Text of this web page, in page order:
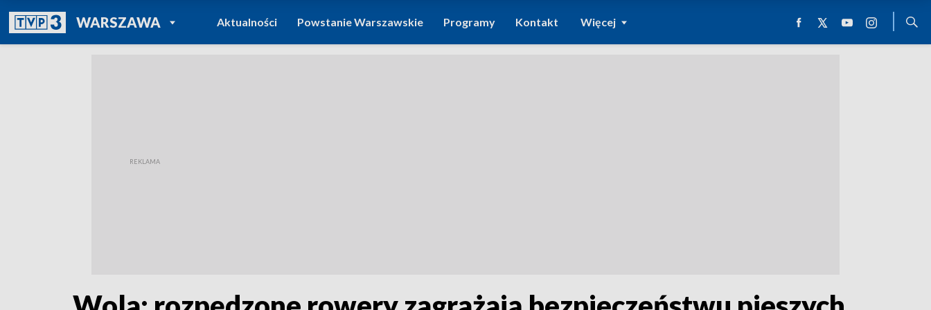
WARSZAWAPOWRÓT DO
TVP REGIONY
Aktualności Powstanie Warszawskie Programy Kontakt Więcej